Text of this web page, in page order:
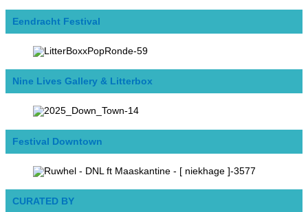
Eendracht Festival
Nine Lives Gallery & Litterbox
Festival Downtown
CURATED BY